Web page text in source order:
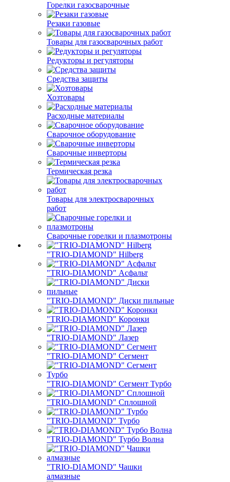
Горелки газосварочные
Резаки газовые
Товары для газосварочных работ
Редукторы и регуляторы
Средства защиты
Хозтовары
Расходные материалы
Сварочное оборудование
Сварочные инверторы
Термическая резка
Товары для электросварочных
работ
Сварочные горелки и плазмотроны
"TRIO-DIAMOND" Hilberg
"TRIO-DIAMOND" Асфальт
"TRIO-DIAMOND" Диски пильные
"TRIO-DIAMOND" Коронки
"TRIO-DIAMOND" Лазер
"TRIO-DIAMOND" Сегмент
"TRIO-DIAMOND" Сегмент Турбо
"TRIO-DIAMOND" Сплошной
"TRIO-DIAMOND" Турбо
"TRIO-DIAMOND" Турбо Волна
"TRIO-DIAMOND" Чашки
алмазные